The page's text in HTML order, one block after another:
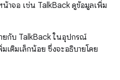
าจอ เช่น TalkBack ดูข้อมูลเพิ่ม
ยกับ TalkBack ในอุปกรณ์
เติมเล็กน้อย ซึ่งจะอธิบายโดย